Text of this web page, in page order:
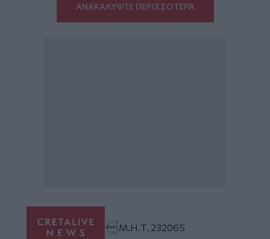
ΑΝΑΚΑΛΥΨΤΕ ΠΕΡΙΣΣΟΤΕΡΑ
Μ.Η.Τ. 232065